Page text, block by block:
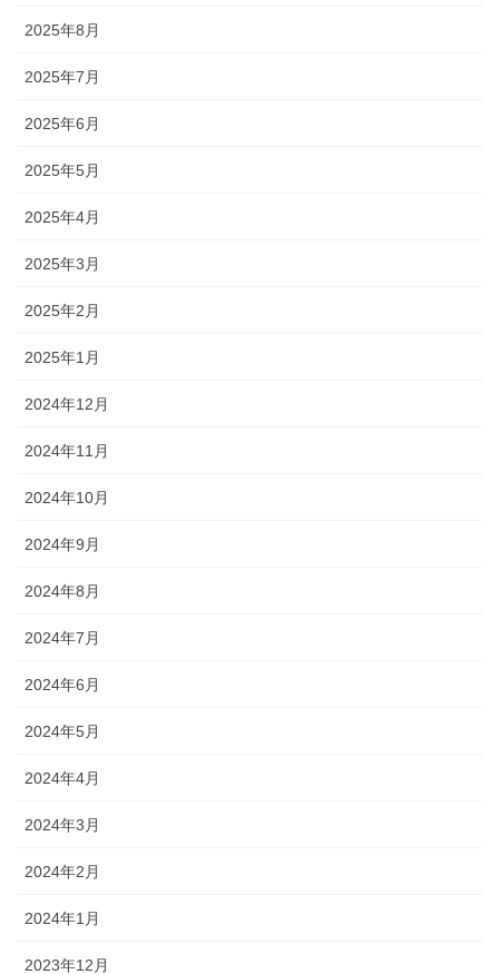
2025年8月
2025年7月
2025年6月
2025年5月
2025年4月
2025年3月
2025年2月
2025年1月
2024年12月
2024年11月
2024年10月
2024年9月
2024年8月
2024年7月
2024年6月
2024年5月
2024年4月
2024年3月
2024年2月
2024年1月
2023年12月